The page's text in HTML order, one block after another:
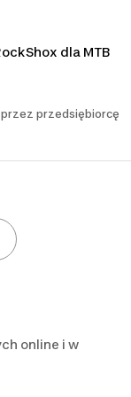
dla MTB
przedsiębiorcę
online i w